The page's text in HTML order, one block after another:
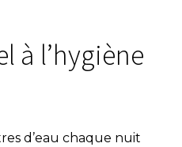
à l’hygiène
d’eau chaque nuit